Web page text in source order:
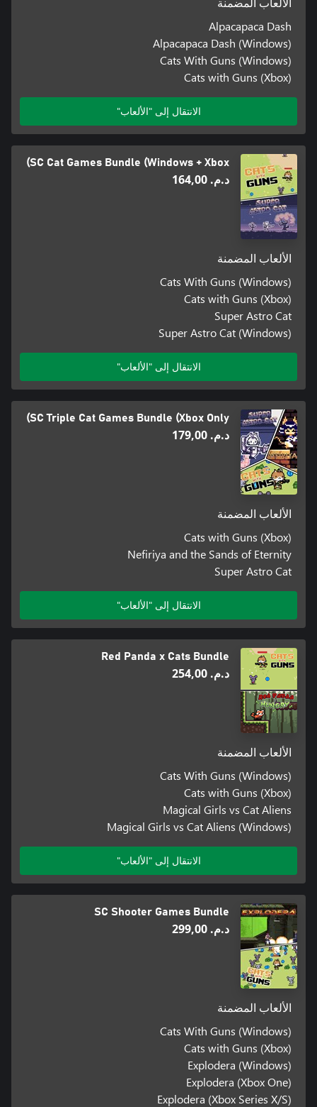
الألعاب المضمنة
Alpacapaca Dash
Alpacapaca Dash (Windows)
Cats With Guns (Windows)
Cats with Guns (Xbox)
الانتقال إلى "الألعاب"
SC Cat Games Bundle (Windows + Xbox)
د.م.‏ 164,00
الألعاب المضمنة
Cats With Guns (Windows)
Cats with Guns (Xbox)
Super Astro Cat
Super Astro Cat (Windows)
الانتقال إلى "الألعاب"
SC Triple Cat Games Bundle (Xbox Only)
د.م.‏ 179,00
الألعاب المضمنة
Cats with Guns (Xbox)
Nefiriya and the Sands of Eternity
Super Astro Cat
الانتقال إلى "الألعاب"
Red Panda x Cats Bundle
د.م.‏ 254,00
الألعاب المضمنة
Cats With Guns (Windows)
Cats with Guns (Xbox)
Magical Girls vs Cat Aliens
Magical Girls vs Cat Aliens (Windows)
الانتقال إلى "الألعاب"
SC Shooter Games Bundle
د.م.‏ 299,00
الألعاب المضمنة
Cats With Guns (Windows)
Cats with Guns (Xbox)
Explodera (Windows)
Explodera (Xbox One)
Explodera (Xbox Series X/S)